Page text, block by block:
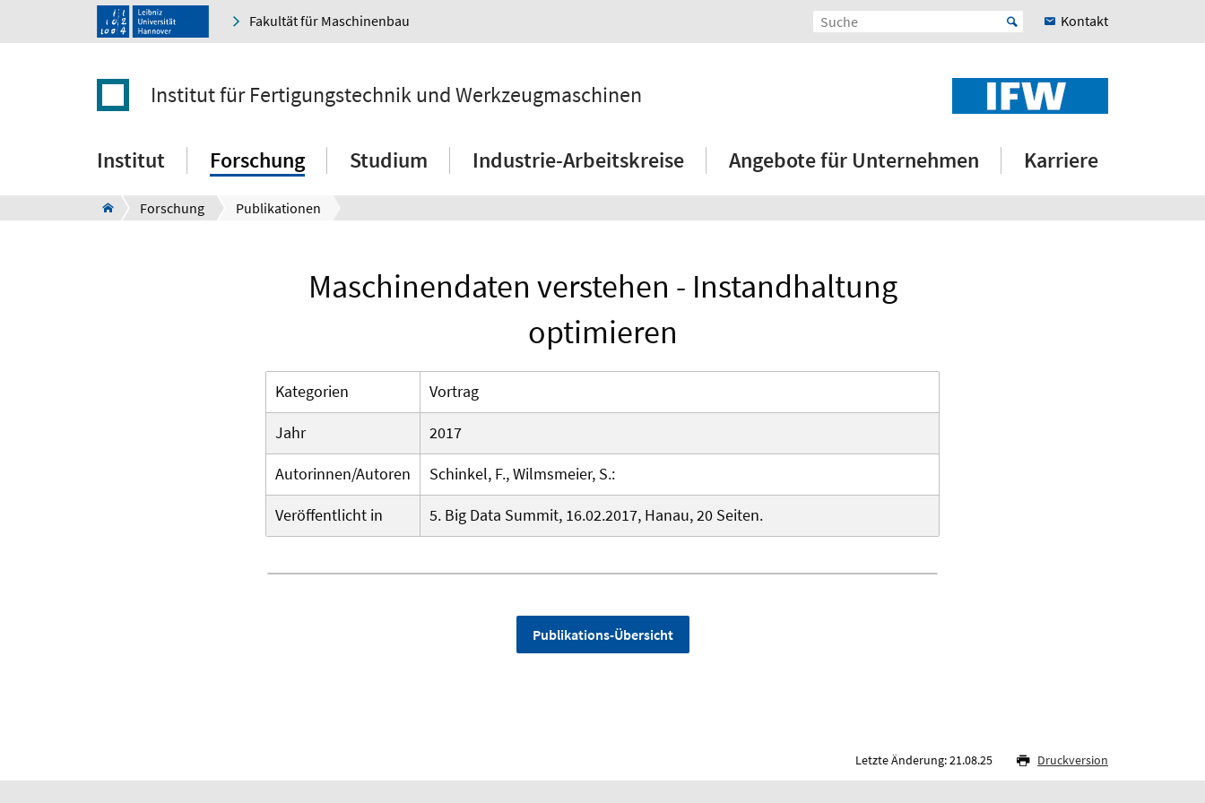
Fakultät für Maschinenbau Kontakt
Institut für Fertigungstechnik und Werkzeugmaschinen
Institut Forschung Studium Industrie-Arbeitskreise Angebote für Unternehmen Karriere
Forschung Publikationen
Maschinendaten verstehen - Instandhaltung
optimieren
Kategorien
Vortrag
Jahr
2017
Autorinnen/Autoren
Schinkel, F., Wilmsmeier, S.:
Veröffentlicht in
5. Big Data Summit, 16.02.2017, Hanau, 20 Seiten.
Publikations-Übersicht
Letzte Änderung: 21.08.25 Druckversion